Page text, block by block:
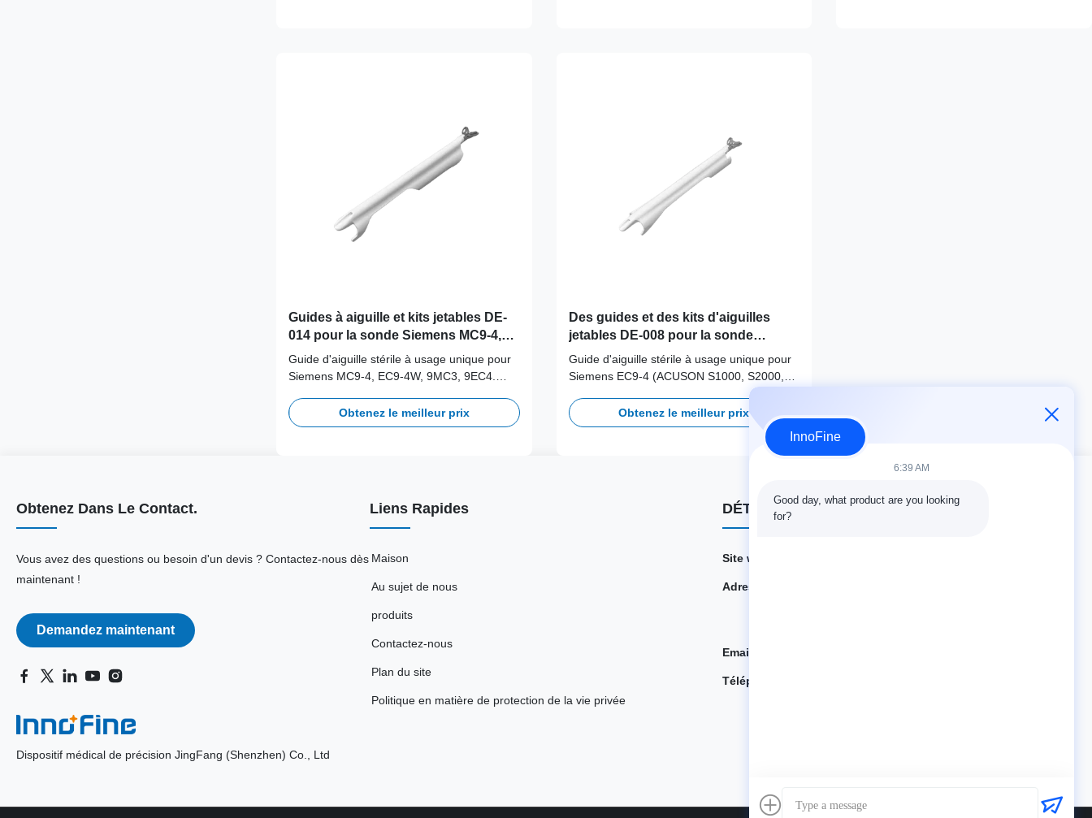
Guides à aiguille et kits jetables DE-
014 pour la sonde Siemens MC9-4,
EC9-4W, 9MC3, 9EC4
Guide d'aiguille stérile à usage unique pour
Siemens MC9-4, EC9-4W, 9MC3, 9EC4.
croisée.
Obtenez le meilleur prix
Des guides et des kits d'aiguilles
jetables DE-008 pour la sonde
Siemens EC9-4 ((ACUSON S1000,
S2000, S3000 et SONOLINE Antares)
Guide d'aiguille stérile à usage unique pour
Siemens EC9-4 (ACUSON S1000, S2000,
S3000 et SONOLINE Antares). Conçu pour
éliminer la contamination croisée.
Obtenez le meilleur prix
Obtenez Dans Le Contact.
Vous avez des questions ou besoin d'un devis ? Contactez-nous dès
maintenant !
Demandez maintenant
Dispositif médical de précision JingFang (Shenzhen) Co., Ltd
Liens Rapides
Maison
Au sujet de nous
produits
Contactez-nous
Plan du site
Politique en matière de protection de la vie privée
DÉTAILS DE CONTACT
Site web:
Adresse:
Email:
Téléphone:
InnoFine
6:39 AM
Good day, what product are you looking
for?